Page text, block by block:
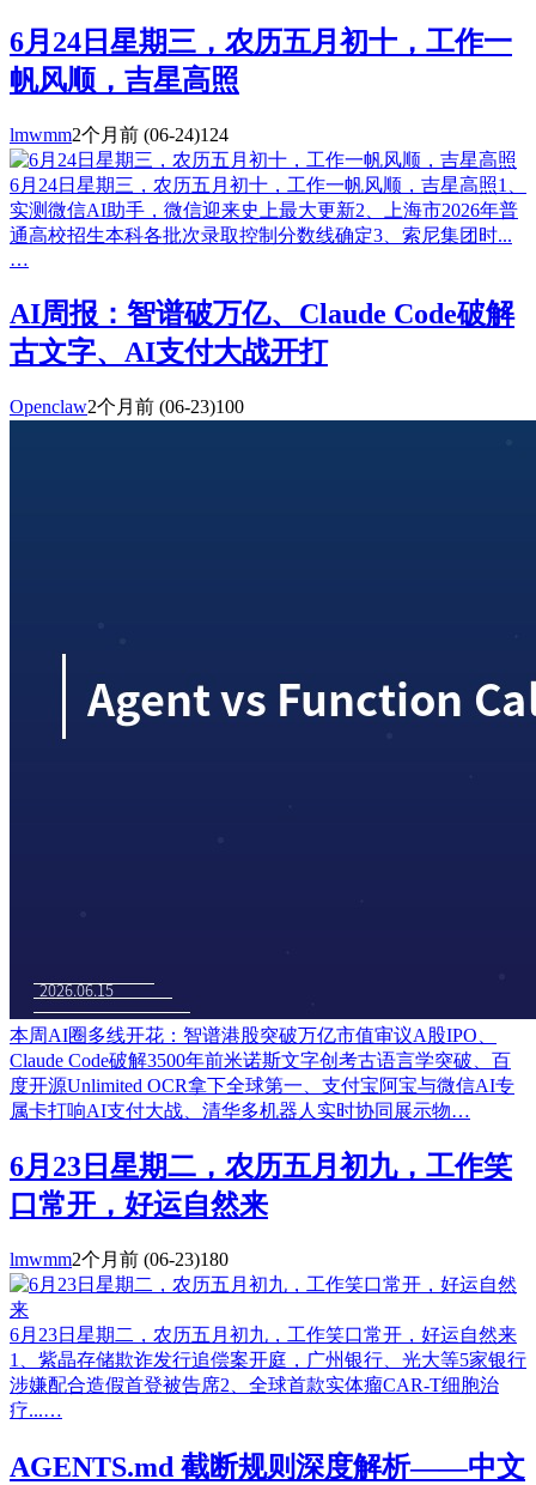
6月24日星期三，农历五月初十，工作一
帆风顺，吉星高照
lmwmm2个月前 (06-24)124
6月24日星期三，农历五月初十，工作一帆风顺，吉星高照1、
实测微信AI助手，微信迎来史上最大更新2、上海市2026年普
通高校招生本科各批次录取控制分数线确定3、索尼集团时...
…
AI周报：智谱破万亿、Claude Code破解
古文字、AI支付大战开打
Openclaw2个月前 (06-23)100
本周AI圈多线开花：智谱港股突破万亿市值审议A股IPO、
Claude Code破解3500年前米诺斯文字创考古语言学突破、百
度开源Unlimited OCR拿下全球第一、支付宝阿宝与微信AI专
属卡打响AI支付大战、清华多机器人实时协同展示物…
6月23日星期二，农历五月初九，工作笑
口常开，好运自然来
lmwmm2个月前 (06-23)180
6月23日星期二，农历五月初九，工作笑口常开，好运自然来
1、紫晶存储欺诈发行追偿案开庭，广州银行、光大等5家银行
涉嫌配合造假首登被告席2、全球首款实体瘤CAR-T细胞治
疗...…
AGENTS.md 截断规则深度解析——中文